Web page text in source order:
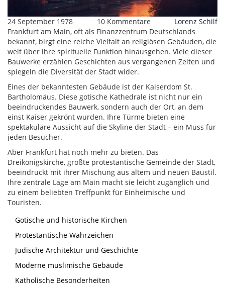
24 September 1978 10 Kommentare
Lorenz Schilf
Frankfurt am Main, oft als Finanzzentrum Deutschlands
bekannt, birgt eine reiche Vielfalt an religiösen Gebäuden, die
weit über ihre spirituelle Funktion hinausgehen. Viele dieser
Bauwerke erzählen Geschichten aus vergangenen Zeiten und
spiegeln die Diversität der Stadt wider.
Eines der bekanntesten Gebäude ist der Kaiserdom St.
Bartholomäus. Diese gotische Kathedrale ist nicht nur ein
beeindruckendes Bauwerk, sondern auch der Ort, an dem
einst Kaiser gekrönt wurden. Ihre Türme bieten eine
spektakuläre Aussicht auf die Skyline der Stadt – ein Muss für
jeden Besucher.
Aber Frankfurt hat noch mehr zu bieten. Das
Dreikönigskirche, größte protestantische Gemeinde der Stadt,
beeindruckt mit ihrer Mischung aus altem und neuen Baustil.
Ihre zentrale Lage am Main macht sie leicht zugänglich und
zu einem beliebten Treffpunkt für Einheimische und
Touristen.
Gotische und historische Kirchen
Protestantische Wahrzeichen
Jüdische Architektur und Geschichte
Moderne muslimische Gebäude
Katholische Besonderheiten